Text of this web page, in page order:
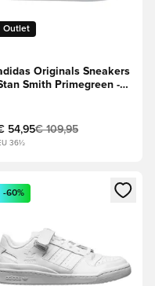
Outlet
Originals Sneakers
Smith Primegreen -
54,95€ 109,95
36½
of je aan te melden als
een venster om in te
-60%